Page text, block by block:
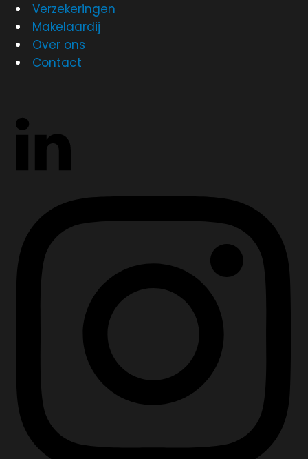
Verzekeringen
Makelaardij
Over ons
Contact